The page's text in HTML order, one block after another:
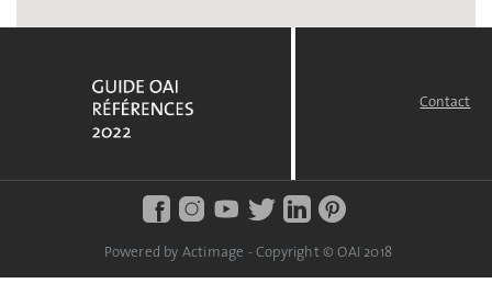
Contact
Powered by Actimage - Copyright © OAI 2018